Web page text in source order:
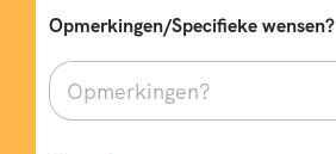
N
a
m
*
Opmerkingen/Specifieke wensen?